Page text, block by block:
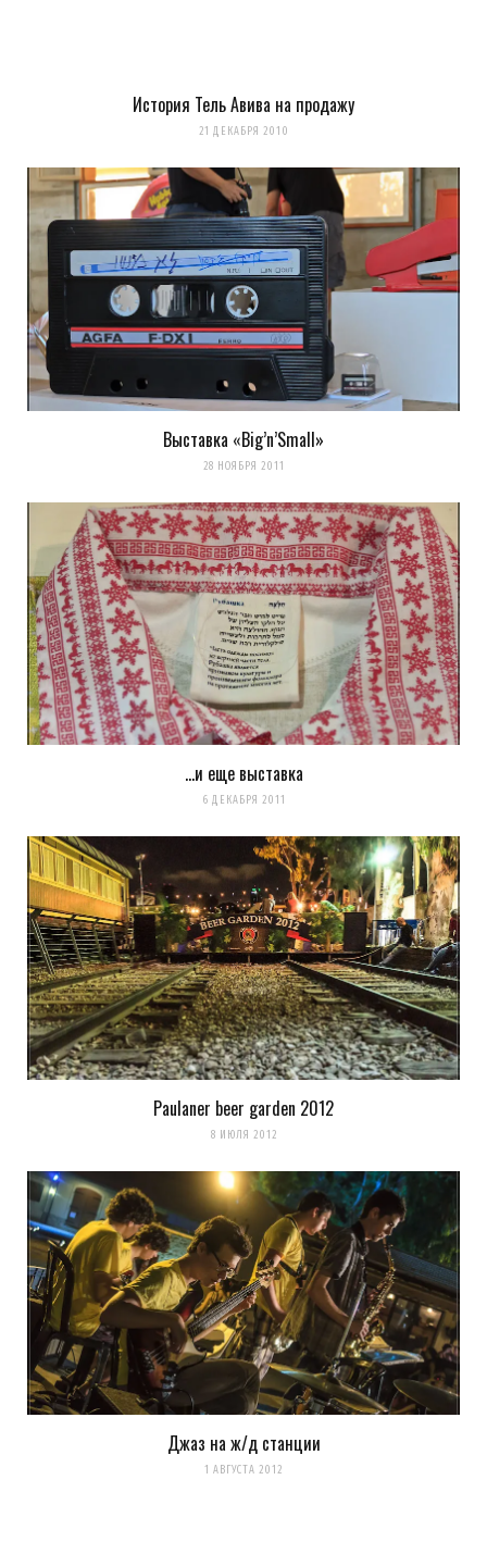
Сохранить моё имя, email и адрес сайта в этом браузере для
Уведомить меня о новых комментариях по email.
Уведомлять меня о новых записях почтой.
Оповещать о новых
комментариях. А можно простоподписаться на комментарии
История Тель Авива на продажу
21 ДЕКАБРЯ 2010
Выставка «Big’n’Small»
28 НОЯБРЯ 2011
…и еще выставка
6 ДЕКАБРЯ 2011
Paulaner beer garden 2012
8 ИЮЛЯ 2012
Джаз на ж/д станции
1 АВГУСТА 2012